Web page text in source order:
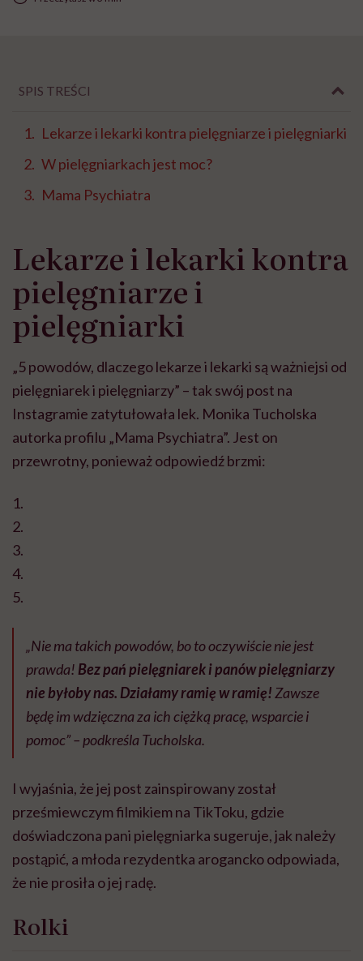
SPIS TREŚCI
Lekarze i lekarki kontra pielęgniarze i pielęgniarki
W pielęgniarkach jest moc?
Mama Psychiatra
Lekarze i lekarki kontra
pielęgniarze i
pielęgniarki
„5 powodów, dlaczego lekarze i lekarki są ważniejsi od
pielęgniarek i pielęgniarzy” – tak swój post na
Instagramie zatytułowała lek. Monika Tucholska
autorka profilu „Mama Psychiatra”. Jest on
przewrotny, ponieważ odpowiedź brzmi:
1.
2.
3.
4.
5.
„Nie ma takich powodów, bo to oczywiście nie jest
prawda! Bez pań pielęgniarek i panów pielęgniarzy
nie byłoby nas. Działamy ramię w ramię! Zawsze
będę im wdzięczna za ich ciężką pracę, wsparcie i
pomoc” – podkreśla Tucholska.
I wyjaśnia, że jej post zainspirowany został
prześmiewczym filmikiem na TikToku, gdzie
doświadczona pani pielęgniarka sugeruje, jak należy
postąpić, a młoda rezydentka arogancko odpowiada,
że nie prosiła o jej radę.
Rolki